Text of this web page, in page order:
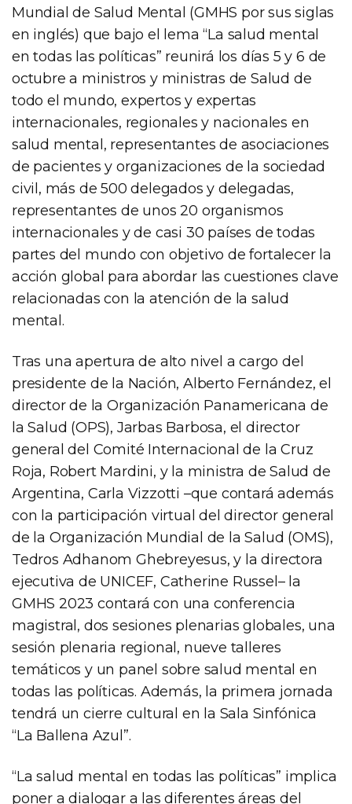
Mundial de Salud Mental (GMHS por sus siglas
en inglés) que bajo el lema “La salud mental
en todas las políticas” reunirá los días 5 y 6 de
octubre a ministros y ministras de Salud de
todo el mundo, expertos y expertas
internacionales, regionales y nacionales en
salud mental, representantes de asociaciones
de pacientes y organizaciones de la sociedad
civil, más de 500 delegados y delegadas,
representantes de unos 20 organismos
internacionales y de casi 30 países de todas
partes del mundo con objetivo de fortalecer la
acción global para abordar las cuestiones clave
relacionadas con la atención de la salud
mental.
Tras una apertura de alto nivel a cargo del
presidente de la Nación, Alberto Fernández, el
director de la Organización Panamericana de
la Salud (OPS), Jarbas Barbosa, el director
general del Comité Internacional de la Cruz
Roja, Robert Mardini, y la ministra de Salud de
Argentina, Carla Vizzotti –que contará además
con la participación virtual del director general
de la Organización Mundial de la Salud (OMS),
Tedros Adhanom Ghebreyesus, y la directora
ejecutiva de UNICEF, Catherine Russel– la
GMHS 2023 contará con una conferencia
magistral, dos sesiones plenarias globales, una
sesión plenaria regional, nueve talleres
temáticos y un panel sobre salud mental en
todas las políticas. Además, la primera jornada
tendrá un cierre cultural en la Sala Sinfónica
“La Ballena Azul”.
“La salud mental en todas las políticas” implica
poner a dialogar a las diferentes áreas del